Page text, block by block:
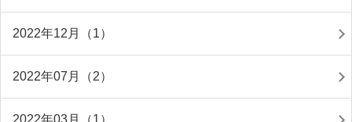
2022年12月（1）
2022年07月（2）
2022年03月（1）